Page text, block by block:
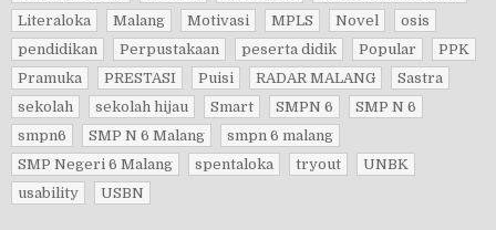
Literaloka
Malang Motivasi MPLS Novel
osis
pendidikan
Perpustakaan peserta didik Popular
PPK
Pramuka
PRESTASI Puisi RADAR MALANG
Sastra
sekolah
sekolah hijau Smart SMPN 6
SMP N 6
smpn6
SMP N 6 Malang
smpn 6 malang
SMP Negeri 6 Malang
spentaloka tryout
UNBK
usability
USBN